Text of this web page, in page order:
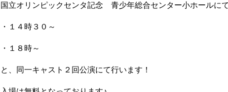
国立オリンピックセンタ記念 青少年総合センター小ホールにて
・１４時３０～
・１８時～
と、同一キャスト２回公演にて行います！